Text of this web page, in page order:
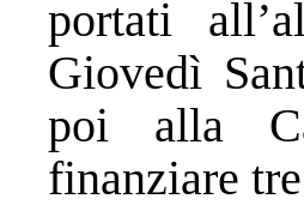
portati
Giovedì
poi alla
finanziare